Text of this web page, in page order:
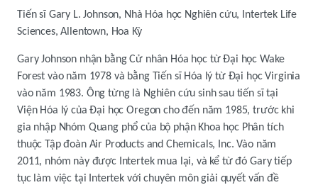
Tiến sĩ Gary L. Johnson, Nhà Hóa học Nghiên cứu, Intertek Life
Sciences, Allentown, Hoa Kỳ
Gary Johnson nhận bằng Cử nhân Hóa học từ Đại học Wake
Forest vào năm 1978 và bằng Tiến sĩ Hóa lý từ Đại học Virginia
vào năm 1983. Ông từng là Nghiên cứu sinh sau tiến sĩ tại
Viện Hóa lý của Đại học Oregon cho đến năm 1985, trước khi
gia nhập Nhóm Quang phổ của bộ phận Khoa học Phân tích
thuộc Tập đoàn Air Products and Chemicals, Inc. Vào năm
2011, nhóm này được Intertek mua lại, và kể từ đó Gary tiếp
tục làm việc tại Intertek với chuyên môn giải quyết vấn đề